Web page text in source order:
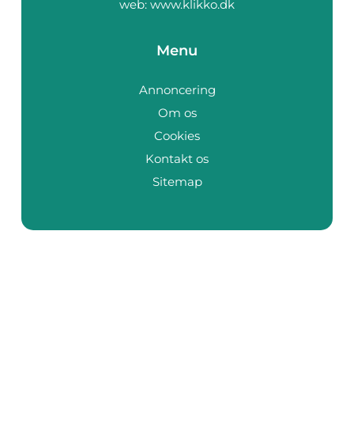
web: www.klikko.dk
Menu
Annoncering
Om os
Cookies
Kontakt os
Sitemap